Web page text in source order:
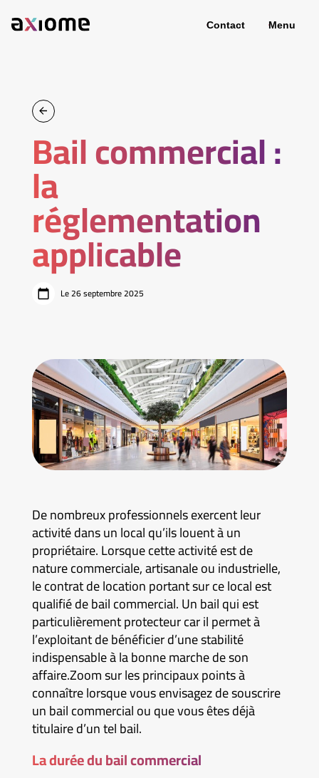
Contact Menu
Bail commercial :
la
réglementation
applicable
Le 26 septembre 2025
De nombreux professionnels exercent leur
activité dans un local qu’ils louent à un
propriétaire. Lorsque cette activité est de
nature commerciale, artisanale ou industrielle,
le contrat de location portant sur ce local est
qualifié de bail commercial. Un bail qui est
particulièrement protecteur car il permet à
l’exploitant de bénéficier d’une stabilité
indispensable à la bonne marche de son
affaire.Zoom sur les principaux points à
connaître lorsque vous envisagez de souscrire
un bail commercial ou que vous êtes déjà
titulaire d’un tel bail.
La durée du bail commercial